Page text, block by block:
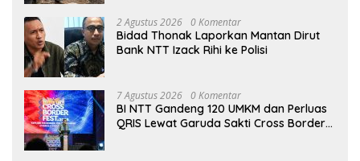
2 Agustus 2026 0 Komentar
Bidad Thonak Laporkan Mantan Dirut
Bank NTT Izack Rihi ke Polisi
7 Agustus 2026 0 Komentar
BI NTT Gandeng 120 UMKM dan Perluas
QRIS Lewat Garuda Sakti Cross Border